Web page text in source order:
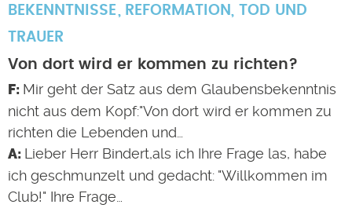
BEKENNTNISSE REFORMATION , TOD UND
TRAUER
Von dort wird er kommen zu richten?
Mir geht der Satz aus dem Glaubensbekenntnis
nicht aus dem Kopf:"Von dort wird er kommen zu
richten die Lebenden und…
Lieber Herr Bindert,als ich Ihre Frage las, habe
ich geschmunzelt und gedacht: "Willkommen im
Club!" Ihre Frage…